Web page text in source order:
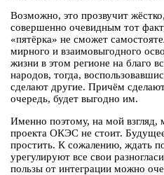
Возможно, это прозвучит
совершенно очевидным тот
«пятёрка» не сможет
мирного и взаимовыгодного
жизни в этом регионе на благо
народов, тогда,
сделают другие. Причём
очередь, будет выгодно им.
Именно поэтому, на мой взгляд,
проекта ОКЭС не стоит.
простить. К сожалению, ждать
урегулируют все свои
пользы от интеграции можно